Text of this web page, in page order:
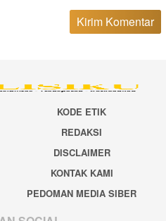
KODE ETIK
REDAKSI
DISCLAIMER
KONTAK KAMI
PEDOMAN MEDIA SIBER